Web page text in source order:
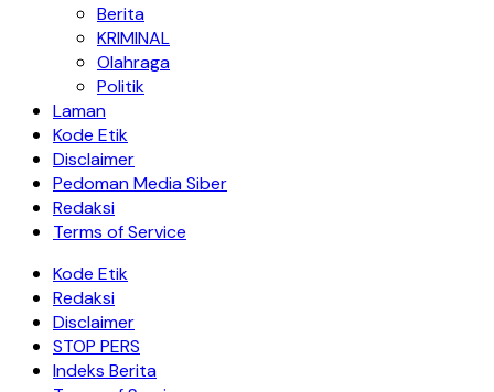
Berita
KRIMINAL
Olahraga
Politik
Laman
Kode Etik
Disclaimer
Pedoman Media Siber
Redaksi
Terms of Service
Kode Etik
Redaksi
Disclaimer
STOP PERS
Indeks Berita